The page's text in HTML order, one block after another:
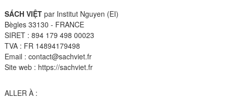
SÁCH VIỆTpar Institut Nguyen (EI)
Bègles 33130 - FRANCE
SIRET : 894 179 498 00023
TVA : FR 14894179498
Email : contact@sachviet.fr
Site web : https://sachviet.fr
ALLER À :